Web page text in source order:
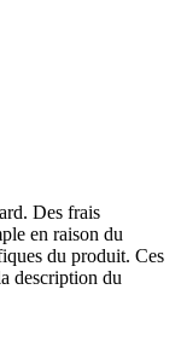
Des frais
en raison du
du produit. Ces
description du